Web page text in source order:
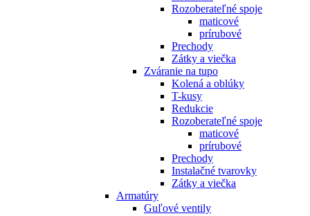
Rozoberateľné spoje
maticové
prírubové
Prechody
Zátky a viečka
Zváranie na tupo
Kolená a oblúky
T-kusy
Redukcie
Rozoberateľné spoje
maticové
prírubové
Prechody
Instalačné tvarovky
Zátky a viečka
Armatúry
Guľové ventily